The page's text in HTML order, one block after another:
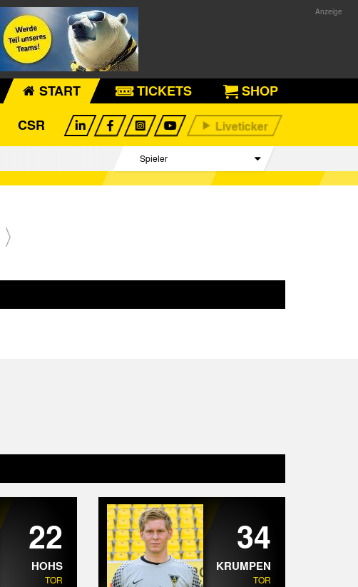
START TICKETS
SHOP
CSR
Spieler
Betreuer Team
22
HOHS
TOR
34
KRUMPEN
TOR